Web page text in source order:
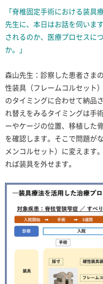
「脊椎固定手術における装
先生に、本日はお話を伺いま
されるのか、医療プロセスに
か。」
森山先生：診察した患者さまの
性装具（フレームコルセット
のタイミングに合わせて納品
れ替えをみるタイミングは手
ーやケージの位置、移植した
を確認します。そこで問題が
メンコルセット）に変えます
れば装具を外せます。